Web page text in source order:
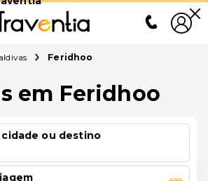
Feridhoo
em Feridhoo
ou destino